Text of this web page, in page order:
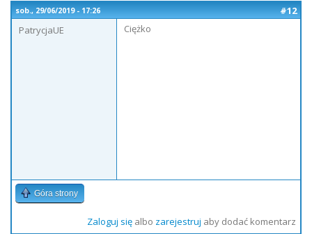
sob., 29/06/2019 - 17:26
#12
PatrycjaUE
Ciężko
Góra strony
Zaloguj sięalbo zarejestruj aby dodać komentarz